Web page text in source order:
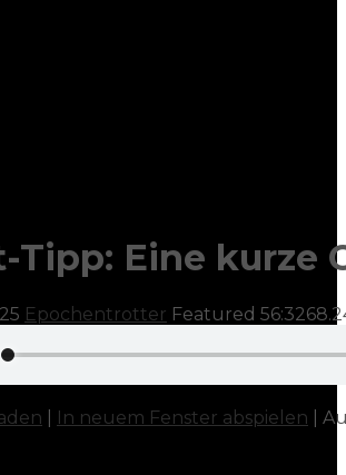
Tipp: Eine kurze
Epochentrotter Featured 56:32
In neuem Fenster abspielen